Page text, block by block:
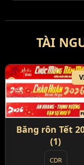
TÀI
Băng rôn Tết
(1)
CDR